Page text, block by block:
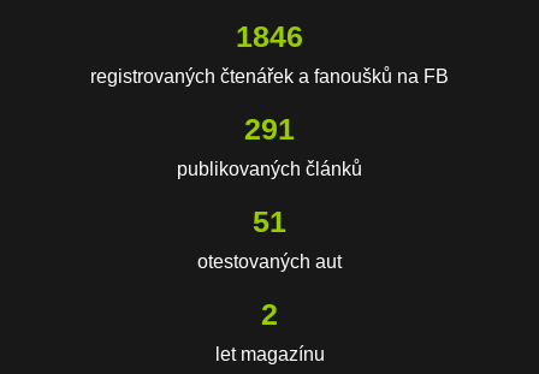
2743
registrovaných čtenářek a fanoušků na FB
433
publikovaných článků
76
otestovaných aut
2
let magazínu